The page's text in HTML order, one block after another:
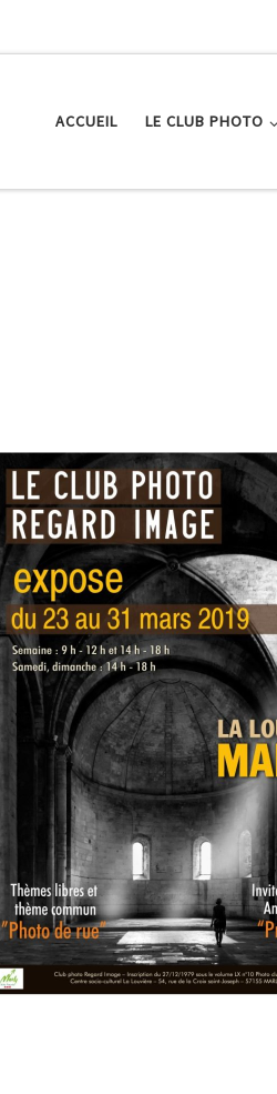
ACCUEIL LE CLUB PHOTO